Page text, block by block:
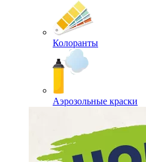
Колоранты
Аэрозольные краски